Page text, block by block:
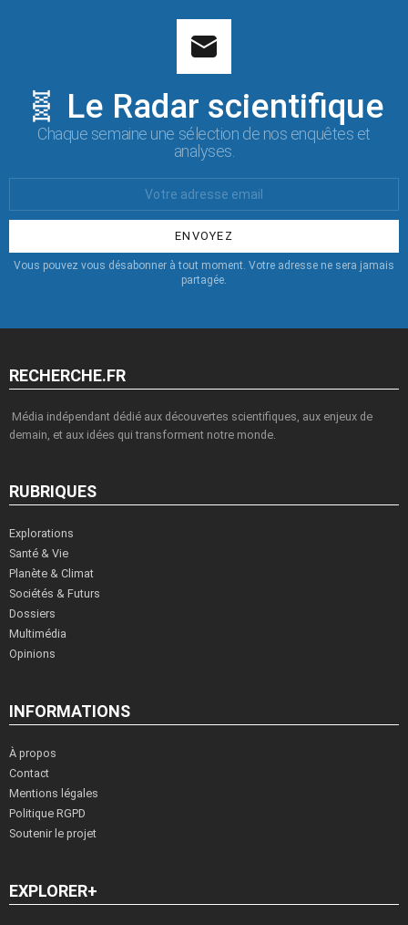
🧬 Le Radar scientifique
Chaque semaine une sélection de nos enquêtes et
analyses.
:
Vous pouvez vous désabonner à tout moment. Votre adresse ne sera jamais
partagée.
RECHERCHE.FR
Média indépendant dédié aux découvertes scientifiques, aux enjeux de
demain, et aux idées qui transforment notre monde.
RUBRIQUES
Explorations
Santé & Vie
Planète & Climat
Sociétés & Futurs
Dossiers
Multimédia
Opinions
INFORMATIONS
À propos
Contact
Mentions légales
Politique RGPD
Soutenir le projet
EXPLORER+